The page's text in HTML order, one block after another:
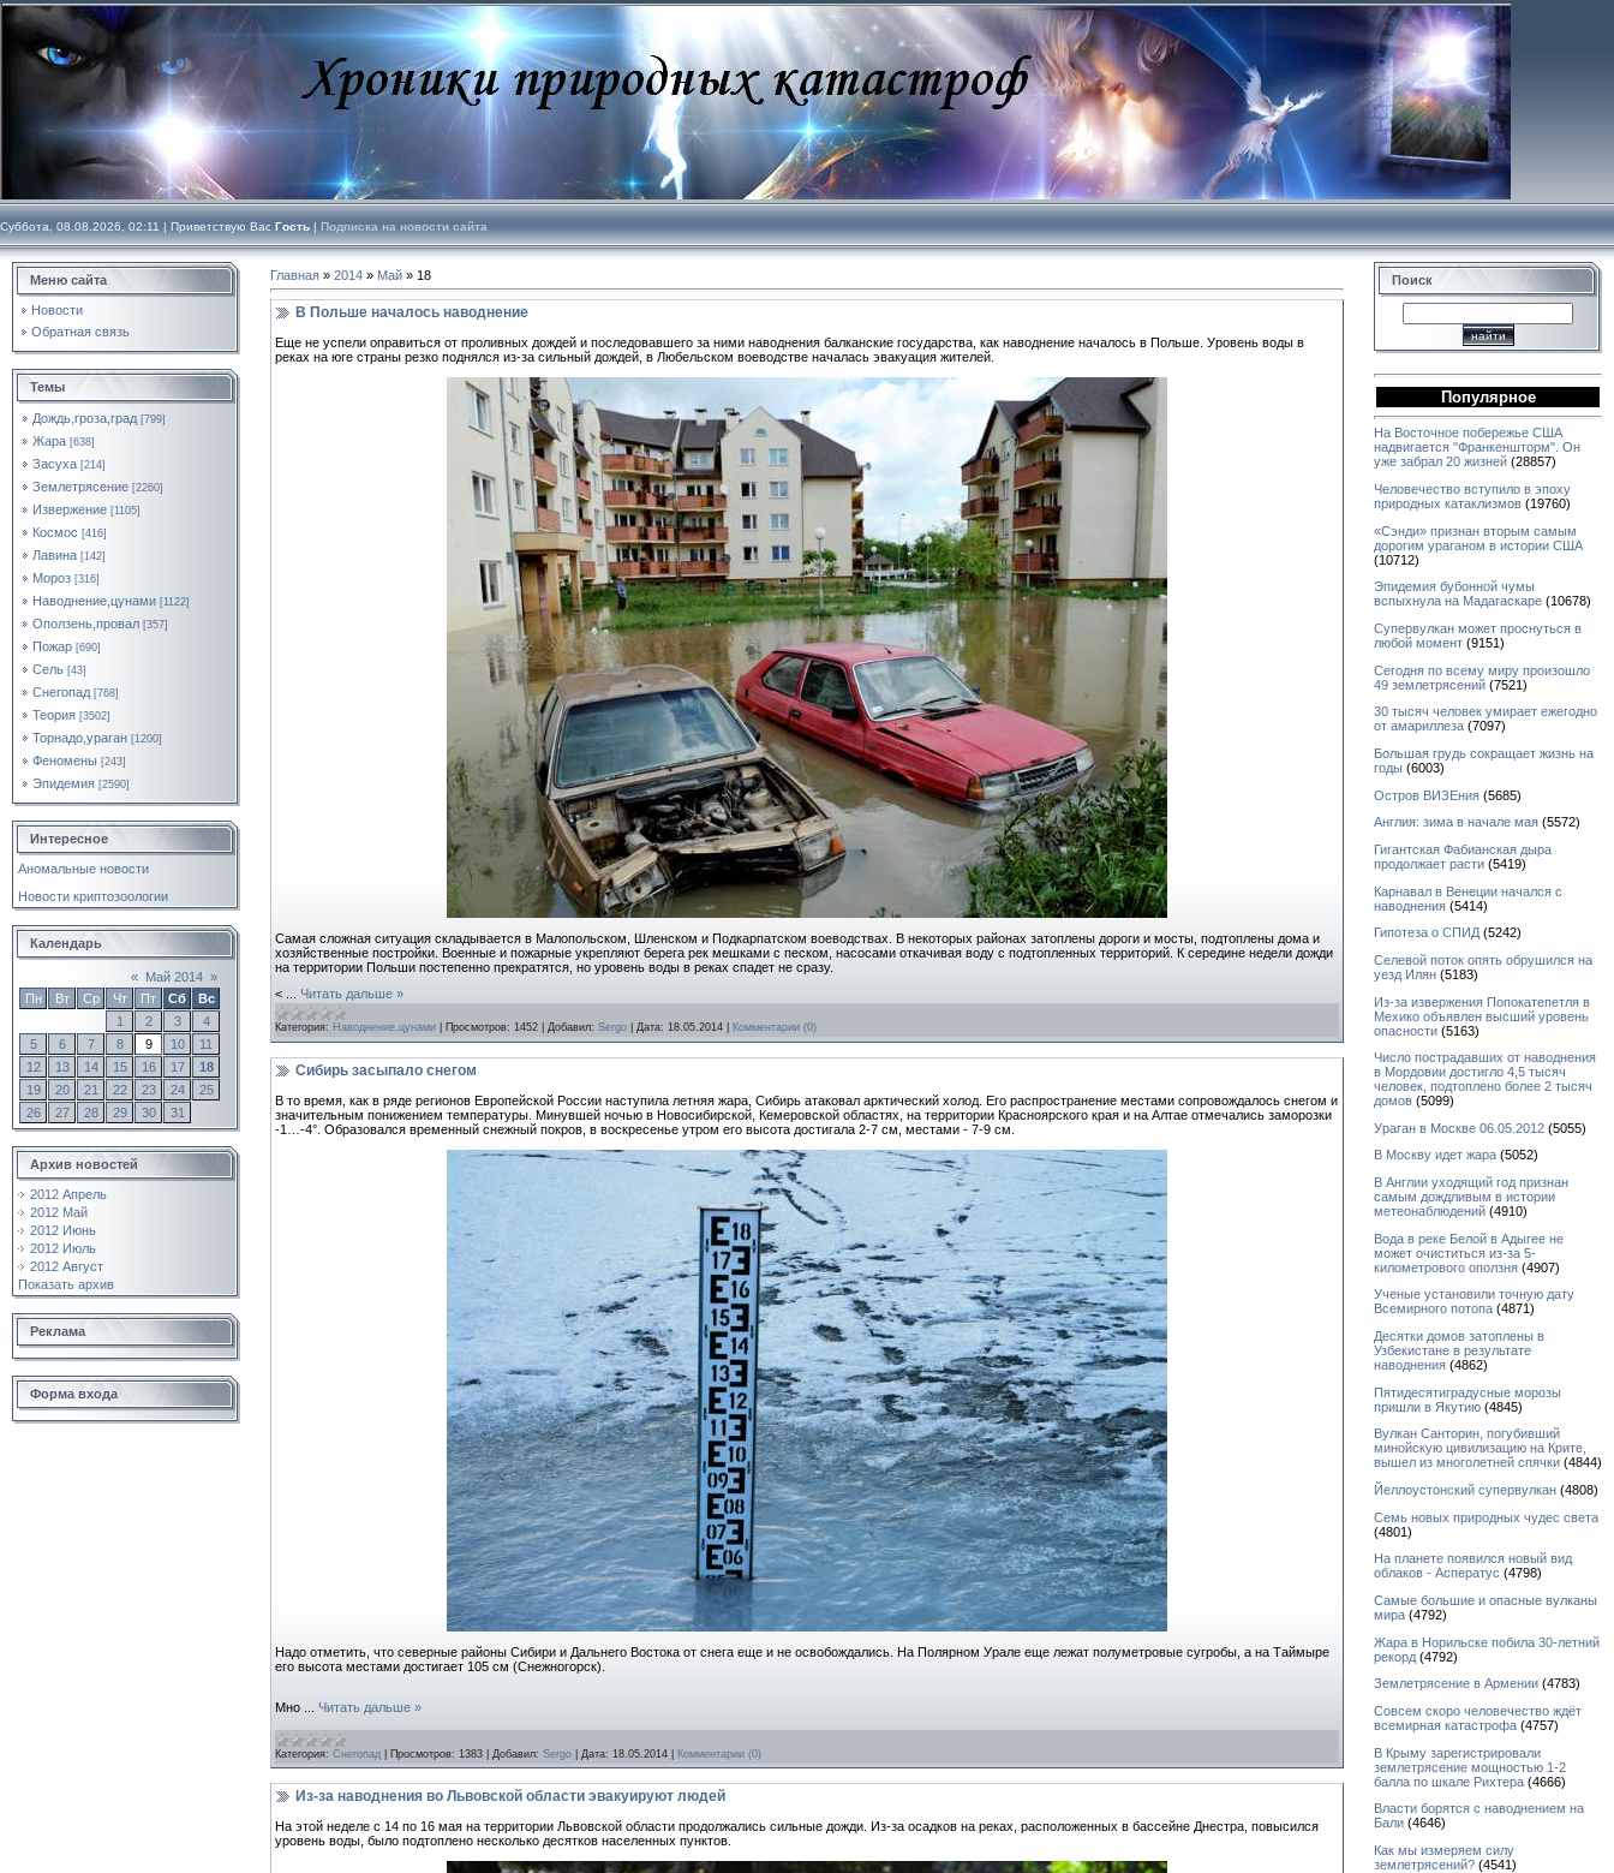
Суббота, 08.08.2026, 02:11 | Приветствую Вас Гость | Подписка на новости сайта
Меню сайта
Новости
Обратная связь
Темы
Дождь,гроза,град [799]
Жара [638]
Засуха [214]
Землетрясение [2260]
Извержение [1105]
Космос [416]
Лавина [142]
Мороз [316]
Наводнение,цунами [1122]
Оползень,провал [357]
Пожар [690]
Сель [43]
Снегопад [768]
Теория [3502]
Торнадо,ураган [1200]
Феномены [243]
Эпидемия [2590]
Интересное
Аномальные новости
Новости криптозоологии
Календарь
« Май 2014 »
Пн
Вт Ср Чт Пт Сб
Вс
1
2 3
4
5
6 7 8 9 10
11
12
13 14 15 16 17
18
19
20 21 22 23 24
25
26
27 28 29 30 31
Архив новостей
2012 Апрель
2012 Май
2012 Июнь
2012 Июль
2012 Август
Показать архив
Реклама
Форма входа
Главная » 2014 » Май » 18
В Польше началось наводнение
Еще не успели оправиться от проливных дождей и последовавшего за ними наводнения балканские государства, как наводнение началось в Польше. Уровень воды в
реках на юге страны резко поднялся из-за сильный дождей, в Любельском воеводстве началась эвакуация жителей.
Самая сложная ситуация складывается в Малопольском, Шленском и Подкарпатском воеводствах. В некоторых районах затоплены дороги и мосты, подтоплены дома и
хозяйственные постройки. Военные и пожарные укрепляют берега рек мешками с песком, насосами откачивая воду с подтопленных территорий. К середине недели дожди
на территории Польши постепенно прекратятся, но уровень воды в реках спадет не сразу.
<
Читать дальше »
Категория: Наводнение,цунами Просмотров: 1452 Добавил: Sergo Дата: 18.05.2014 Комментарии (0)
Сибирь засыпало снегом
В то время, как в ряде регионов Европейской России наступила летняя жара, Сибирь атаковал арктический холод. Его распространение местами сопровождалось снегом и
значительным понижением температуры. Минувшей ночью в Новосибирской, Кемеровской областях, на территории Красноярского края и на Алтае отмечались заморозки
-1…-4°. Образовался временный снежный покров, в воскресенье утром его высота достигала 2-7 см, местами - 7-9 см.
Надо отметить, что северные районы Сибири и Дальнего Востока от снега еще и не освобождались. На Полярном Урале еще лежат полуметровые сугробы, а на Таймыре
его высота местами достигает 105 см (Снежногорск).
Мно Читать дальше »
Категория: Снегопад Просмотров: 1383 Добавил: Sergo Дата: 18.05.2014 Комментарии (0)
Из-за наводнения во Львовской области эвакуируют людей
На этой неделе с 14 по 16 мая на территории Львовской области продолжались сильные дожди. Из-за осадков на реках, расположенных в бассейне Днестра, повысился
уровень воды, было подтоплено несколько десятков населенных пунктов.
Поиск
Популярное
На Восточное побережье США
надвигается "Франкеншторм". Он
уже забрал 20 жизней (28857)
Человечество вступило в эпоху
природных катаклизмов (19760)
«Сэнди» признан вторым самым
дорогим ураганом в истории США
(10712)
Эпидемия бубонной чумы
вспыхнула на Мадагаскаре (10678)
Супервулкан может проснуться в
любой момент (9151)
Сегодня по всему миру произошло
49 землетрясений (7521)
30 тысяч человек умирает ежегодно
от амариллеза (7097)
Большая грудь сокращает жизнь на
годы (6003)
Остров ВИЗЕния (5685)
Англия: зима в начале мая (5572)
Гигантская Фабианская дыра
продолжает расти (5419)
Карнавал в Венеции начался с
наводнения (5414)
Гипотеза о СПИД (5242)
Селевой поток опять обрушился на
уезд Илян (5183)
Из-за извержения Попокатепетля в
Мехико объявлен высший уровень
опасности (5163)
Число пострадавших от наводнения
в Мордовии достигло 4,5 тысяч
человек, подтоплено более 2 тысяч
домов (5099)
Ураган в Москве 06.05.2012 (5055)
В Москву идет жара (5052)
В Англии уходящий год признан
самым дождливым в истории
метеонаблюдений (4910)
Вода в реке Белой в Адыгее не
может очиститься из-за 5-
километрового оползня (4907)
Ученые установили точную дату
Всемирного потопа (4871)
Десятки домов затоплены в
Узбекистане в результате
наводнения (4862)
Пятидесятиградусные морозы
пришли в Якутию (4845)
Вулкан Санторин, погубивший
минойскую цивилизацию на Крите,
вышел из многолетней спячки (4844)
Йеллоустонский супервулкан (4808)
Семь новых природных чудес света
(4801)
На планете появился новый вид
облаков - Асператус (4798)
Самые большие и опасные вулканы
мира (4792)
Жара в Норильске побила 30-летний
рекорд (4792)
Землетрясение в Армении (4783)
Совсем скоро человечество ждёт
всемирная катастрофа (4757)
В Крыму зарегистрировали
землетрясение мощностью 1-2
балла по шкале Рихтера (4666)
Власти борятся с наводнением на
Бали (4646)
Как мы измеряем силу
землетрясений? (4541)